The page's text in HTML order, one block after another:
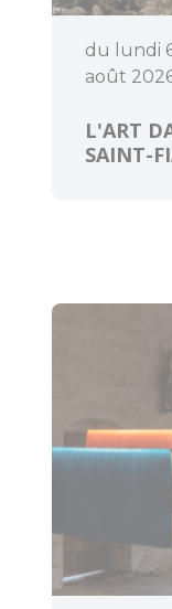
Bouger
du lundi
août
L'ART
SAINT-